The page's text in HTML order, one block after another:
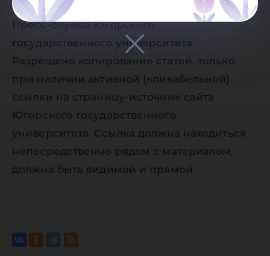
Автор:
Пресс-служба Югорского
государственного университета
Разрешено копирование статей, только
при наличии активной (кликабельной)
ссылки на страницу-источник сайта
Югорского государственного
университета. Ссылка должна находиться
непосредственно рядом с материалом,
должна быть видимой и прямой.